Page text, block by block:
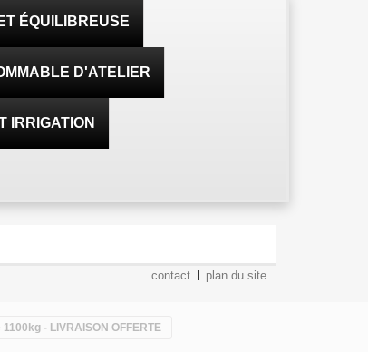
ÉQUILIBREUSE
D'ATELIER
IRRIGATION
contact plan du site
- LIVRAISON OFFERTE